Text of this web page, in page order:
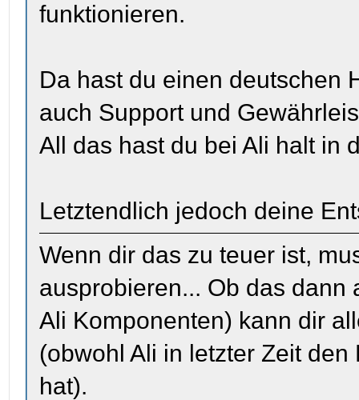
funktionieren.
Da hast du einen deutschen
auch Support und
All das hast du bei Ali halt in
Letztendlich jedoch deine
Wenn dir das zu teuer ist,
ausprobieren... Ob das
Ali Komponenten) kann dir
(obwohl Ali in letzter Zeit
hat).